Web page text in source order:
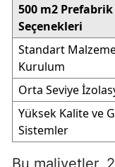
500 m2
Seçenekleri
Standart
Kurulum
Orta Seviye
Yüksek Kalite ve
Sistemler
Bu maliyetler,